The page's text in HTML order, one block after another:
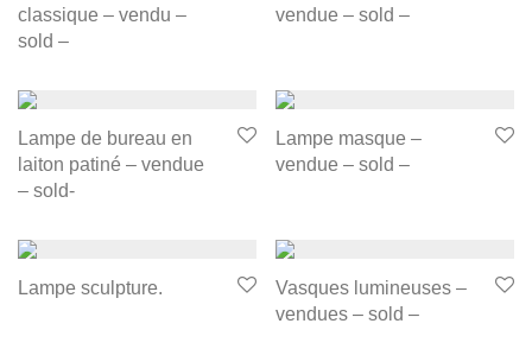
classique – vendu –
sold –
vendue – sold –
Lampe de bureau en
laiton patiné – vendue
– sold-
Lampe masque –
vendue – sold –
Lampe sculpture.
Vasques lumineuses –
vendues – sold –